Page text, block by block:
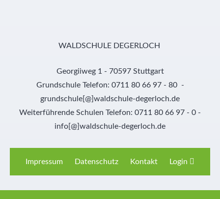
WALDSCHULE DEGERLOCH
Georgiiweg 1 - 70597 Stuttgart
Grundschule Telefon: 0711 80 66 97 - 80 -
grundschule[@]waldschule-degerloch.de
Weiterführende Schulen Telefon: 0711 80 66 97 - 0 -
info[@]waldschule-degerloch.de
Impressum Datenschutz Kontakt Login